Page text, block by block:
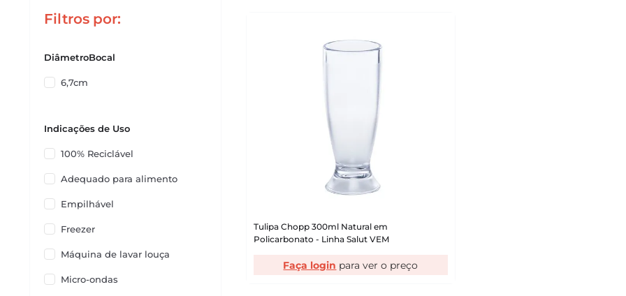
Filtros
DiâmetroBocal
6,7cm
Indicações de Uso
100% Reciclável
Adequado para alimento
Empilhável
Freezer
Máquina de lavar louça
Micro-ondas
Tulipa Chopp 300ml Natural em
Policarbonato - Linha Salut VEM
Faça login